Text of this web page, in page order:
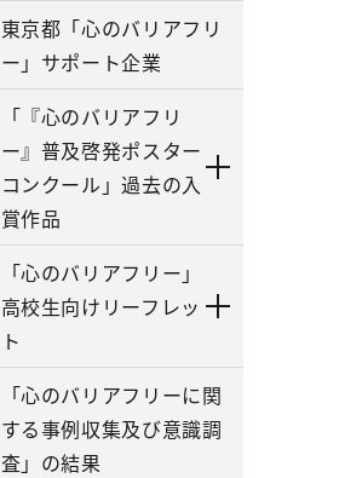
東京都「心のバリアフリ
ー」サポート企業
「『心のバリアフリ
ー』普及啓発ポスター
コンクール」過去の入
賞作品
「心のバリアフリー」
高校生向けリーフレッ
ト
「心のバリアフリーに関
する事例収集及び意識調
査」の結果